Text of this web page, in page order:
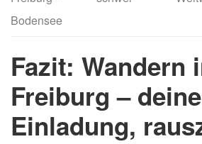
Bodensee
Fazit: Wandern
Freiburg – deine
Einladung,